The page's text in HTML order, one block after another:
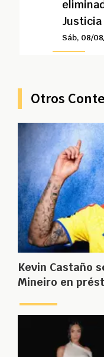
Justicia
Sáb, 08/
Otros
Kevin Castaño
Mineiro en